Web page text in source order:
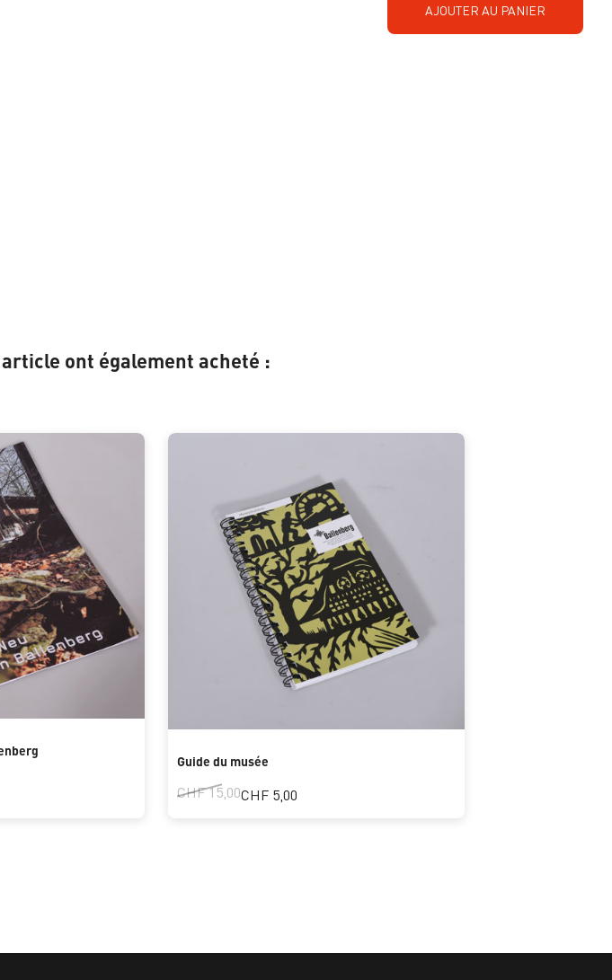
AJOUTER AU PANIER
ont également acheté :
Guide du musée
CHF 15,00CHF 5,00